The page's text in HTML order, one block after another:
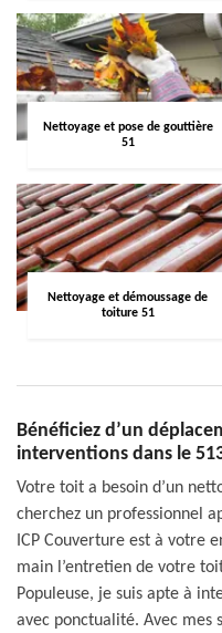
Nettoyage et pose de gouttière
51
Nettoyage et démoussage de
toiture 51
Bénéficiez d’un
interventions dans le
Votre toit a besoin d’un
cherchez un professionnel
ICP Couverture est à votre
main l’entretien de votre
Populeuse, je suis apte à
avec ponctualité. Avec mes